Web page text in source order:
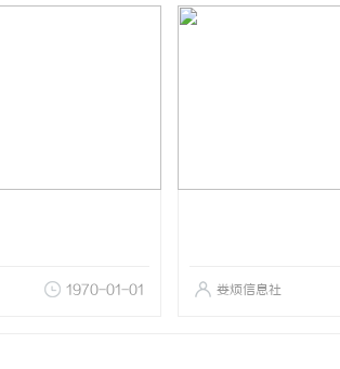
1970-01-01 娄烦信息社